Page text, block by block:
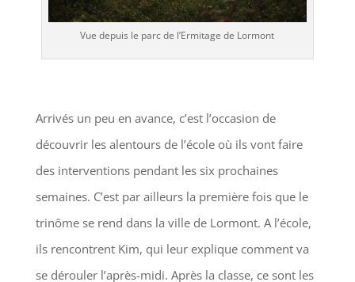
Vue depuis le parc de l’Ermitage de Lormont
Arrivés un peu en avance, c’est l’occasion de
découvrir les alentours de l’école où ils vont faire
des interventions pendant les six prochaines
semaines. C’est par ailleurs la première fois que le
trinôme se rend dans la ville de Lormont. A l’école,
ils rencontrent Kim, qui leur explique comment va
se dérouler l’après-midi. Après la classe, ce sont les